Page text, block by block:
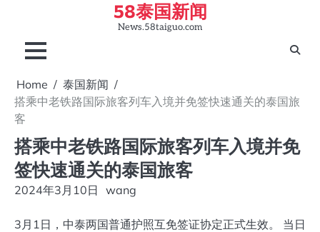
content
58泰国新闻
News.58taiguo.com
Home
泰国新闻
搭乘中老铁路国际旅客列车入境并免签快速通关的泰国旅
客
搭乘中老铁路国际旅客列车入境并免
签快速通关的泰国旅客
2024年3月10日 wang
3月1日，中泰两国普通护照互免签证协定正式生效。 当日